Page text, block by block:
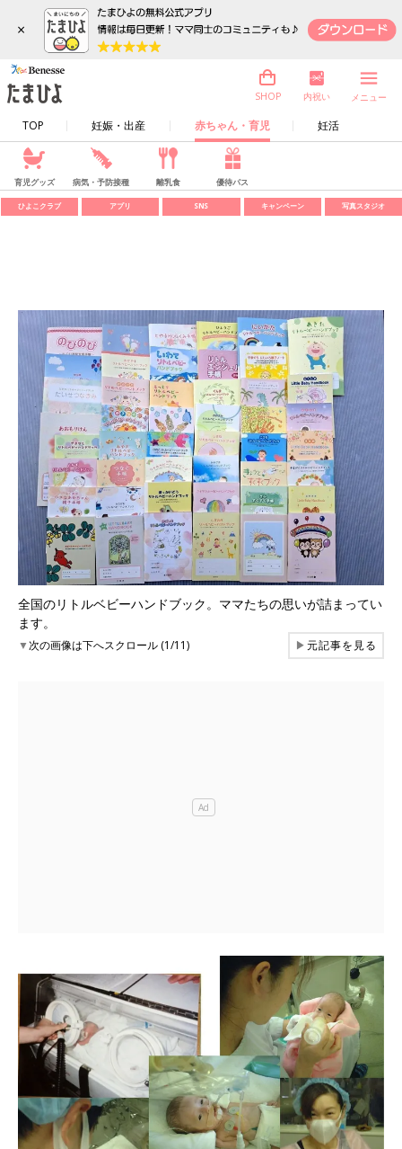
×
TOP 妊娠・出産 赤ちゃん・育児 妊活
SHOP 内祝い メニュー
育児グッズ 病気・予防接種 離乳食 優待パス
ひよこクラブ アプリ SNS キャンペーン 写真スタジオ
全国のリトルベビーハンドブック。ママたちの思いが詰まってい
ます。
▼次の画像は下へスクロール (1/11) ▶元記事を見る